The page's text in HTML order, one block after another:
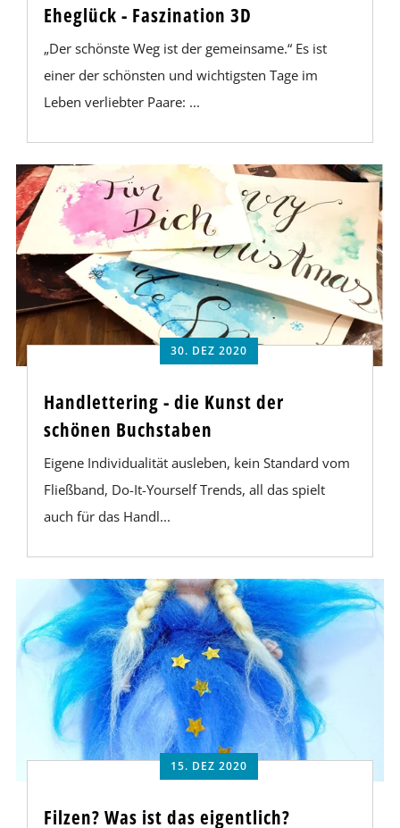
Eheglück - Faszination 3D
„Der schönste Weg ist der gemeinsame.“ Es ist
einer der schönsten und wichtigsten Tage im
Leben verliebter Paare: ...
30. DEZ 2020
Handlettering - die Kunst der
schönen Buchstaben
Eigene Individualität ausleben, kein Standard vom
Fließband, Do-It-Yourself Trends, all das spielt
auch für das Handl...
15. DEZ 2020
Filzen? Was ist das eigentlich?